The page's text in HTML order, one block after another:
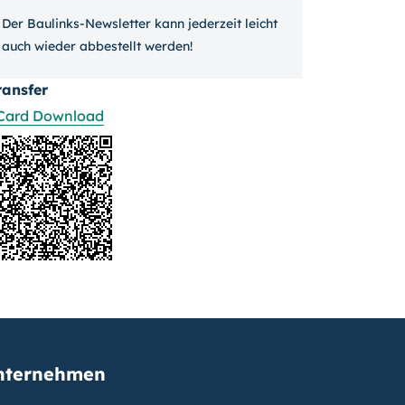
Der Baulinks-Newsletter kann jeder­zeit leicht
auch wieder ab­bestellt werden!
Download